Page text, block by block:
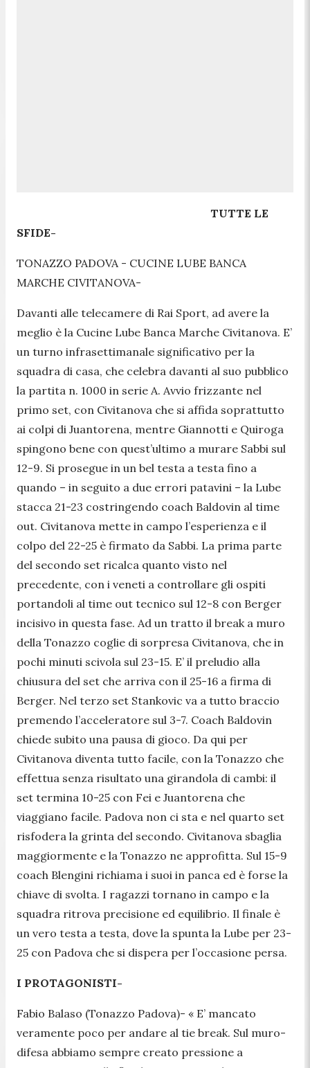
TUTTE LE
SFIDE-
TONAZZO PADOVA - CUCINE LUBE BANCA
MARCHE CIVITANOVA-
Davanti alle telecamere di Rai Sport, ad avere la
meglio è la Cucine Lube Banca Marche Civitanova. E’
un turno infrasettimanale significativo per la
squadra di casa, che celebra davanti al suo pubblico
la partita n. 1000 in serie A. Avvio frizzante nel
primo set, con Civitanova che si affida soprattutto
ai colpi di Juantorena, mentre Giannotti e Quiroga
spingono bene con quest’ultimo a murare Sabbi sul
12-9. Si prosegue in un bel testa a testa fino a
quando – in seguito a due errori patavini – la Lube
stacca 21-23 costringendo coach Baldovin al time
out. Civitanova mette in campo l’esperienza e il
colpo del 22-25 è firmato da Sabbi. La prima parte
del secondo set ricalca quanto visto nel
precedente, con i veneti a controllare gli ospiti
portandoli al time out tecnico sul 12-8 con Berger
incisivo in questa fase. Ad un tratto il break a muro
della Tonazzo coglie di sorpresa Civitanova, che in
pochi minuti scivola sul 23-15. E’ il preludio alla
chiusura del set che arriva con il 25-16 a firma di
Berger. Nel terzo set Stankovic va a tutto braccio
premendo l’acceleratore sul 3-7. Coach Baldovin
chiede subito una pausa di gioco. Da qui per
Civitanova diventa tutto facile, con la Tonazzo che
effettua senza risultato una girandola di cambi: il
set termina 10-25 con Fei e Juantorena che
viaggiano facile. Padova non ci sta e nel quarto set
risfodera la grinta del secondo. Civitanova sbaglia
maggiormente e la Tonazzo ne approfitta. Sul 15-9
coach Blengini richiama i suoi in panca ed è forse la
chiave di svolta. I ragazzi tornano in campo e la
squadra ritrova precisione ed equilibrio. Il finale è
un vero testa a testa, dove la spunta la Lube per 23-
25 con Padova che si dispera per l’occasione persa.
I PROTAGONISTI-
Fabio Balaso (Tonazzo Padova)- « E’ mancato
veramente poco per andare al tie break. Sul muro-
difesa abbiamo sempre creato pressione a